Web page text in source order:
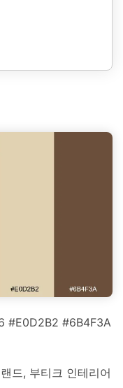
#E0D2B2 #6B4F3A
드, 부티크 인테리어